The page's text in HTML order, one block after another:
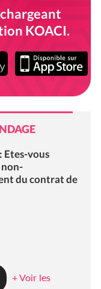
KOACI.
Etes-vous
du contrat de
+ Voir les